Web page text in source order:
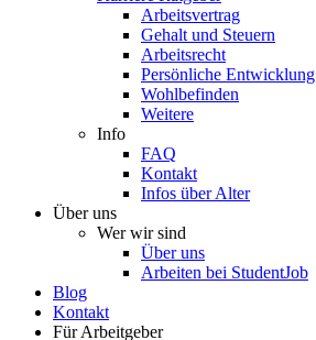
Arbeitsvertrag
Gehalt und Steuern
Arbeitsrecht
Persönliche Entwicklung
Wohlbefinden
Weitere
Info
FAQ
Kontakt
Infos über Alter
Über uns
Wer wir sind
Über uns
Arbeiten bei StudentJob
Blog
Kontakt
Für Arbeitgeber